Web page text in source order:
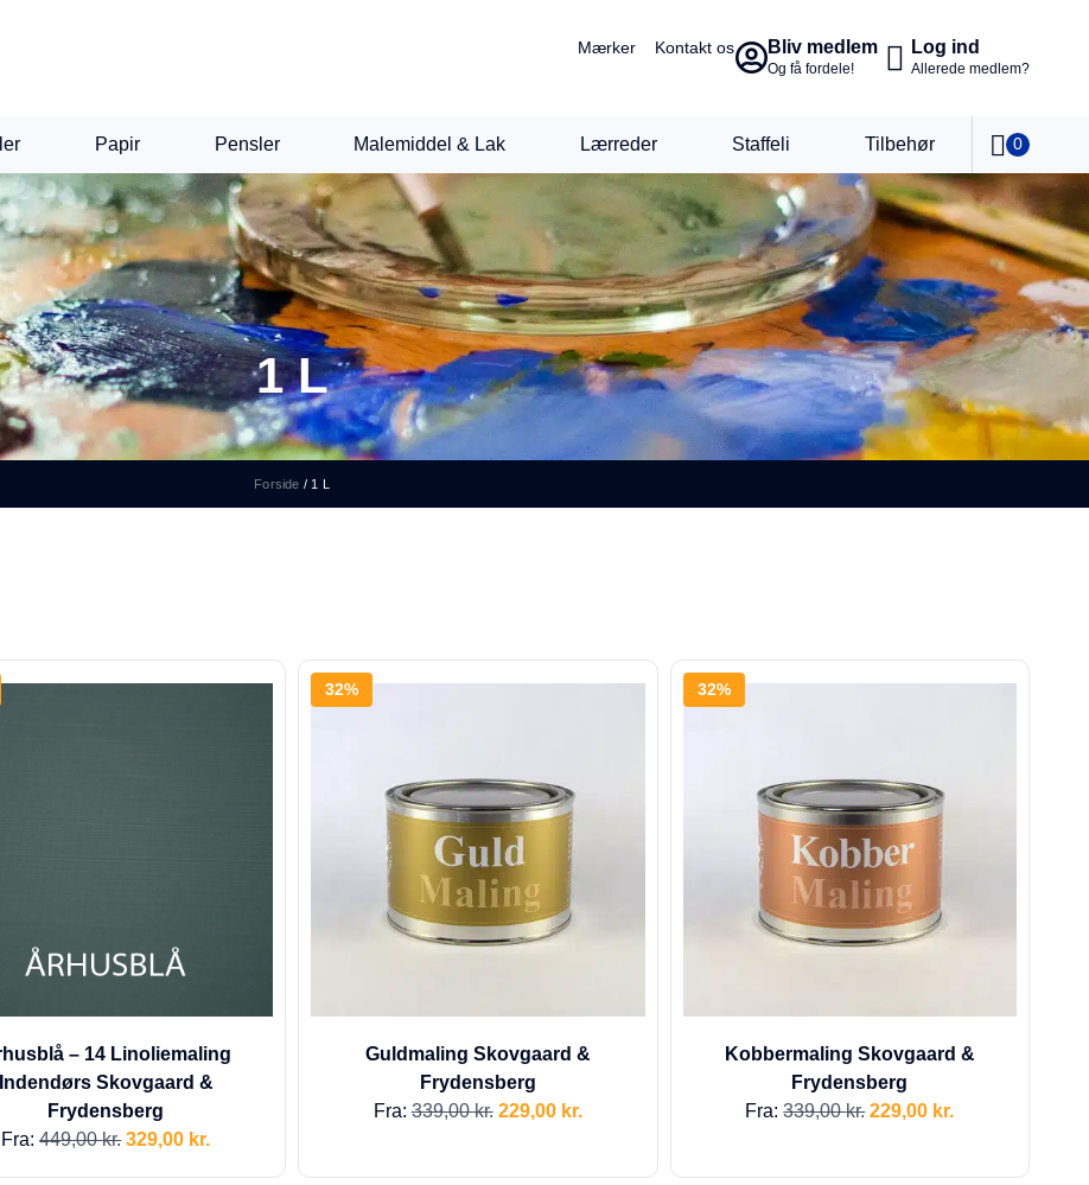
Mærker Kontakt os Bliv medlem
Og få fordele!
Log ind
Allerede medlem?
Papir Pensler Malemiddel & Lak Lærreder Staffeli Tilbehør 0
1 L
Forside / 1 L
– 14 Linoliemaling
Indendørs Skovgaard &
Frydensberg
Fra:449,00kr. 329,00 kr.
32%
Guldmaling Skovgaard &
Frydensberg
Fra:339,00kr. 229,00 kr.
32%
Kobbermaling Skovgaard &
Frydensberg
Fra:339,00kr. 229,00 kr.